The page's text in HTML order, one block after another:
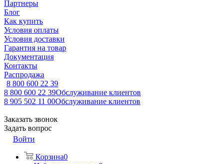
Партнеры
Блог
Как купить
Условия оплаты
Условия доставки
Гарантия на товар
Документация
Контакты
Распродажа
8 800 600 22 39
8 800 600 22 39Обслуживание клиентов
8 905 502 11 00Обслуживание клиентов
Заказать звонок
Задать вопрос
Войти
Корзина0